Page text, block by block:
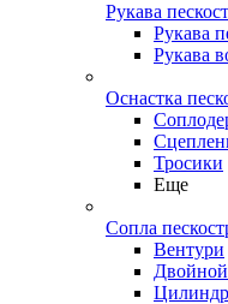
Рукава
Рукава
Рукава
Оснастка
Тросики
Еще
Сопла
Вентури